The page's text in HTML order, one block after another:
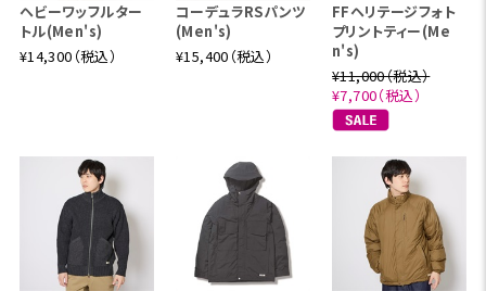
ヘビーワッフルター
トル(Men's)
¥14,300（税込）
コーデュラRSパンツ
(Men's)
¥15,400（税込）
FFヘリテージフォト
プリントティー(Me
n's)
¥11,000（税込）
¥7,700（税込）